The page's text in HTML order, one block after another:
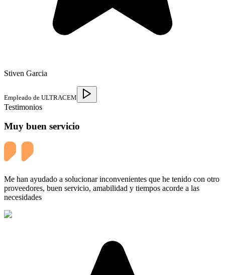
Stiven Garcia
Empleado de ULTRACEM
Testimonios
Muy buen servicio
Me han ayudado a solucionar inconvenientes que he tenido con otro
proveedores, buen servicio, amabilidad y tiempos acorde a las
necesidades